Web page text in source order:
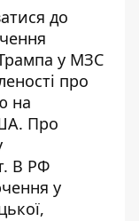
до
у МЗС
про
на
Про
. В РФ
у